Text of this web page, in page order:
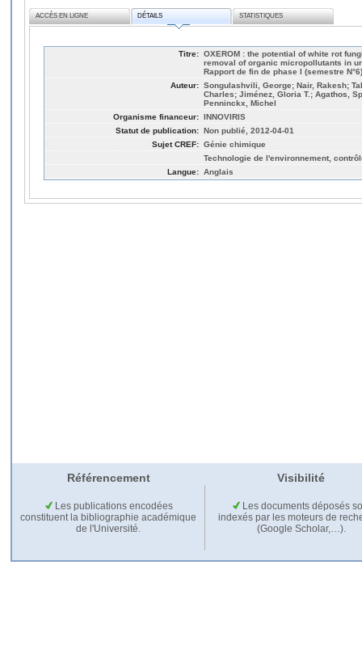
ACCÈS EN LIGNE DÉTAILS STATISTIQUES
Titre: OXEROM : the potential of white rot
removal of organic micropollutants in
Rapport de fin de phase I (semestre N°6)
Auteur: Songulashvili, George; Nair, Rakesh;
Charles; Jiménez, Gloria T.; Agathos,
Penninckx, Michel
Organisme financeur: INNOVIRIS
Statut de publication: Non publié, 2012-04-01
Sujet CREF: Génie chimique
Technologie de l'environnement,
Langue: Anglais
Référencement Visibilité
Les publications encodées
constituent la bibliographie académique
de l'Université.
Les documents déposés
indexés par les moteurs de
(Google Scholar,…).